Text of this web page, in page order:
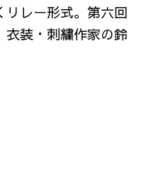
リレー形式。第六回
衣装・刺繍作家の鈴